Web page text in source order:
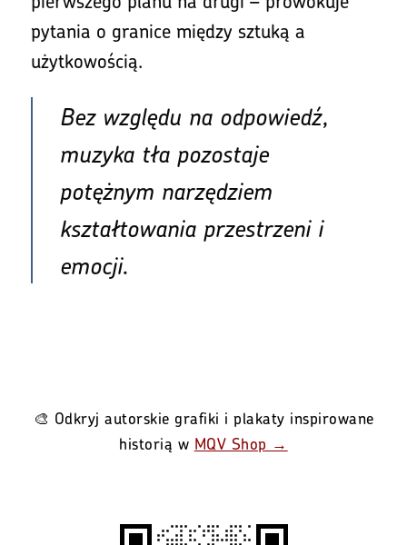
pytania o granice między sztuką a
użytkowością.
Bez względu na odpowiedź,
muzyka tła pozostaje
potężnym narzędziem
kształtowania przestrzeni i
emocji.
🎨 Odkryj autorskie grafiki i plakaty inspirowane
historią w MQV Shop →